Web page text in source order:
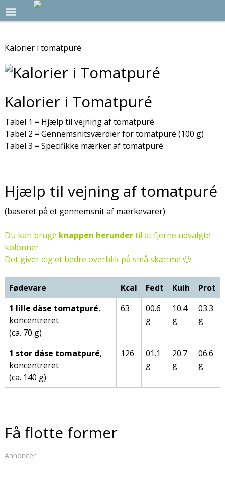
Kalorier i tomatpuré
Kalorier i Tomatpuré
Tabel 1 = Hjælp til vejning af tomatpuré
Tabel 2 = Gennemsnitsværdier for tomatpuré (100 g)
Tabel 3 = Specifikke mærker af tomatpuré
Hjælp til vejning af tomatpuré
(baseret på et gennemsnit af mærkevarer)
Du kan bruge knappen herundertil at fjerne udvalgte
kolonner.
Det giver dig et bedre overblik på små skærme 🙂
Fødevare Kcal Fedt Kulh
Prot
1 lille dåse tomatpuré,
koncentreret
(ca. 70 g)
63
00.6
g
10.4
g
03.3
g
1 stor dåse tomatpuré,
koncentreret
(ca. 140 g)
126
01.1
g
20.7
g
06.6
g
Få flotte former
Annoncer